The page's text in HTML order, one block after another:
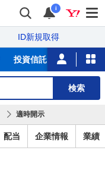
i
ID新規取得
投資信託 ニュース
検索
適時開示
配当 企業情報 業績